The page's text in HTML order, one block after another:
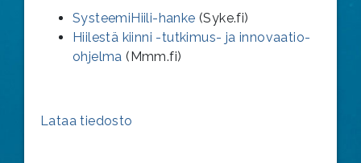
SysteemiHiili-hanke (Syke.fi)
Hiilestä kiinni -tutkimus- ja innovaatio-
ohjelma (Mmm.fi)
Lataa tiedosto